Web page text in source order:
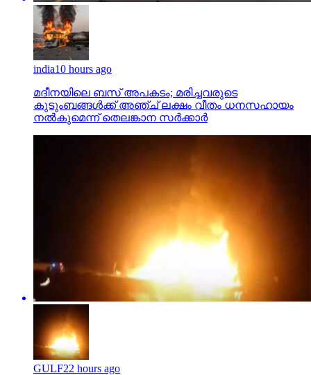
india10 hours ago
മദീനയിലെ ബസ് അപകടം; മരിച്ചവരുടെ
കുടുംബങ്ങള്‍ക്ക് അഞ്ച് ലക്ഷം വീതം ധനസഹായം
നല്‍കുമെന്ന് തെലങ്കാന സര്‍ക്കാര്‍
GULF22 hours ago